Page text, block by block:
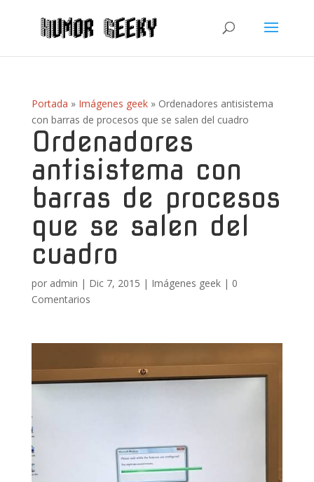
Portada » Imágenes geek» Ordenadores antisistema
con barras de procesos que se salen del cuadro
Ordenadores
antisistema con
barras de procesos
que se salen del
cuadro
por admin | Dic 7, 2015 | Imágenes geek| 0
Comentarios